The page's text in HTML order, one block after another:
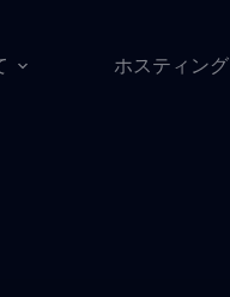
ホスティング